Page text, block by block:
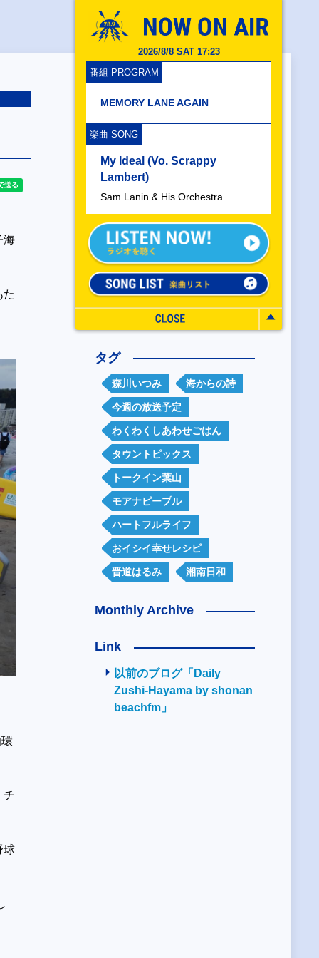
2026/8/8 SAT 17:23
番組 PROGRAM
MEMORY LANE AGAIN
楽曲 SONG
My Ideal (Vo. Scrappy
Lambert)
Sam Lanin & His Orchestra
海
チ
球
タグ
森川いつみ 海からの詩
今週の放送予定
わくわくしあわせごはん
タウントピックス
トークイン葉山
モアナピープル
ハートフルライフ
おイシイ幸せレシピ
晋道はるみ 湘南日和
Monthly Archive
Link
以前のブログ「Daily
Zushi-Hayama by shonan
beachfm」